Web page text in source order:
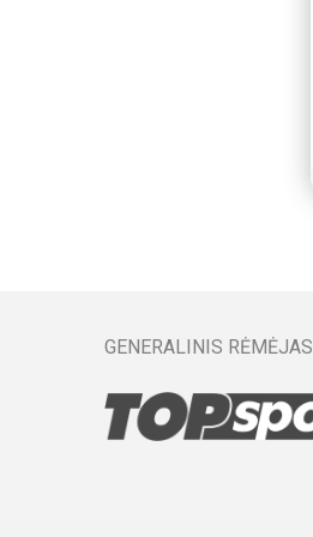
GENERALINIS RĖMĖJAS